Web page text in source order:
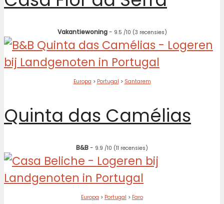
Vakantiewoning- 9.5 /10 (3 recensies)
Europa > Portugal > Santarem
Quinta das Camélias
B&B- 9.9 /10 (11 recensies)
Europa > Portugal > Faro